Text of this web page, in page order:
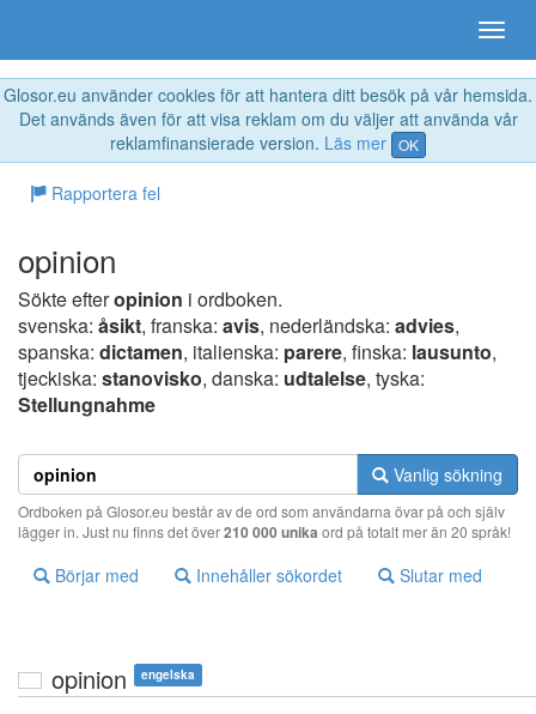
Glosor.eu använder cookies för att hantera ditt besök på vår hemsida.
Det används även för att visa reklam om du väljer att använda vår
reklamfinansierade version. Läs mer OK
Rapportera fel
opinion
Sökte efteropinion i ordboken.
svenska: åsikt, franska: avis, nederländska: advies,
spanska: dictamen, italienska: parere, finska: lausunto,
tjeckiska: stanovisko, danska: udtalelse, tyska:
Stellungnahme
Vanlig sökning
Ordboken på Glosor.eu består av de ord som användarna övar på och själv
lägger in. Just nu finns det över210 000 unika ord på totalt mer än 20 språk!
Börjar med Innehåller sökordet Slutar med
opinion engelska